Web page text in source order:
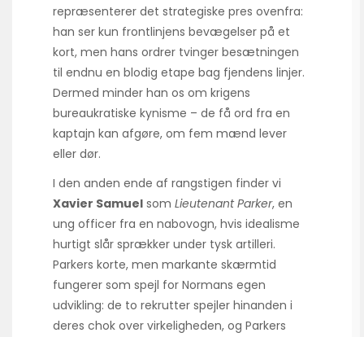
repræsenterer det strategiske pres ovenfra:
han ser kun frontlinjens bevægelser på et
kort, men hans ordrer tvinger besætningen
til endnu en blodig etape bag fjendens linjer.
Dermed minder han os om krigens
bureaukratiske kynisme – de få ord fra en
kaptajn kan afgøre, om fem mænd lever
eller dør.
I den anden ende af rangstigen finder vi
Xavier Samuel som Lieutenant Parker, en
ung officer fra en nabovogn, hvis idealisme
hurtigt slår sprækker under tysk artilleri.
Parkers korte, men markante skærmtid
fungerer som spejl for Normans egen
udvikling: de to rekrutter spejler hinanden i
deres chok over virkeligheden, og Parkers